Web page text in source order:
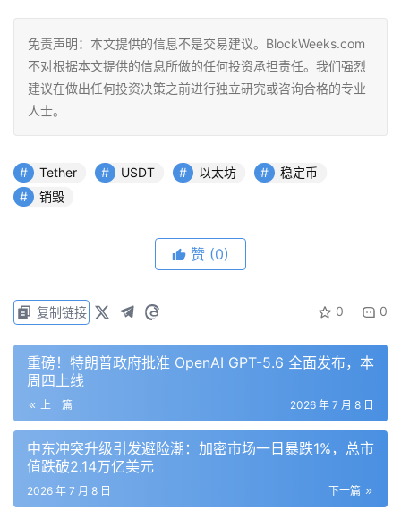
免责声明：本文提供的信息不是交易建议。BlockWeeks.com
不对根据本文提供的信息所做的任何投资承担责任。我们强烈
建议在做出任何投资决策之前进行独立研究或咨询合格的专业
人士。
Tether USDT 以太坊
稳定币
销毁
赞 (0)
0 0
复制链接
重磅！特朗普政府批准 OpenAI GPT-5.6 全面发布，本
周四上线
上一篇 2026 年 7 月 8 日
中东冲突升级引发避险潮：加密市场一日暴跌1%，总市
值跌破2.14万亿美元
下一篇
2026 年 7 月 8 日